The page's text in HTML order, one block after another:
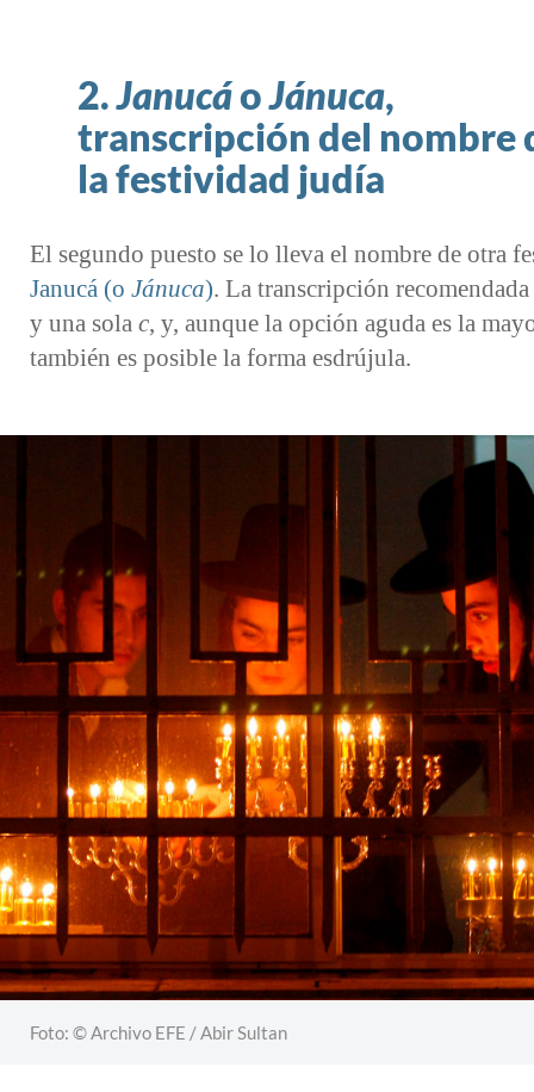
2.JanucáoJánuca,
transcripción del nombre
la festividad judía
El segundo puesto se lo lleva el nombre de otra
Janucá (o Jánuca). La transcripción recomendada
y una sola c, y, aunque la opción aguda es la
también es posible la forma esdrújula.
Foto: © Archivo EFE / Abir Sultan